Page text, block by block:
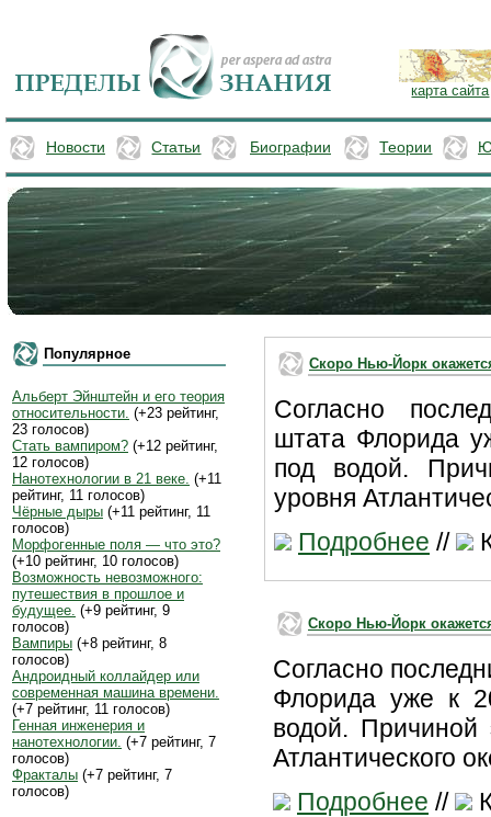
карта сайта
Новости Статьи Биографии Теории
Популярное
Альберт Эйнштейн и его теория
относительности. (+23 рейтинг,
23 голосов)
Стать вампиром? (+12 рейтинг,
12 голосов)
Нанотехнологии в 21 веке. (+11
рейтинг, 11 голосов)
Чёрные дыры (+11 рейтинг, 11
голосов)
Морфогенные поля — что это?
(+10 рейтинг, 10 голосов)
Возможность невозможного:
путешествия в прошлое и
будущее. (+9 рейтинг, 9
голосов)
Вампиры (+8 рейтинг, 8
голосов)
Андроидный коллайдер или
современная машина времени.
(+7 рейтинг, 11 голосов)
Генная инженерия и
нанотехнологии. (+7 рейтинг, 7
голосов)
Фракталы (+7 рейтинг, 7
голосов)
Скоро Нью-Йорк
Согласно
штата Флорида
под водой.
уровня
Подробнее //
Скоро Нью-Йорк
Согласно
Флорида уже к
водой. Причиной
Атлантического
Подробнее //